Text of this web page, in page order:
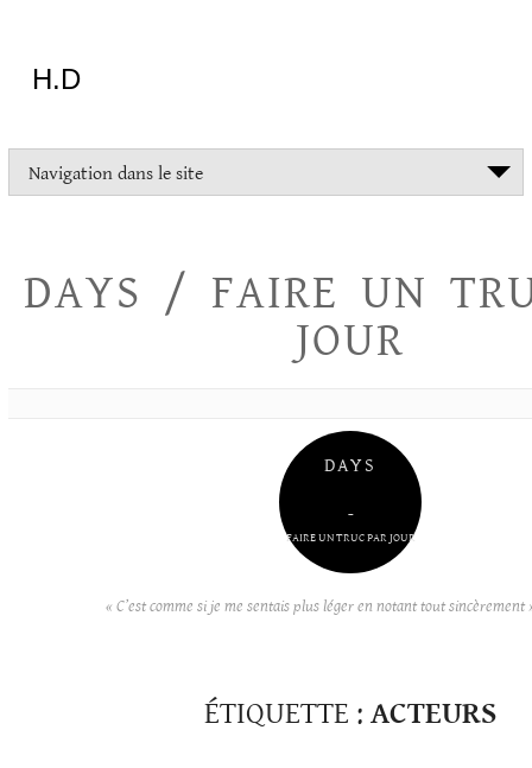
H.D
tout
essayer
Navigation dans le site
DAYS / FAIRE UN
JOUR
DAYS
–
FAIRE UN TRUC PAR JOUR
« C’est comme si je me sentais plus léger en notant tout sincèrement
ÉTIQUETTE : ACTEURS